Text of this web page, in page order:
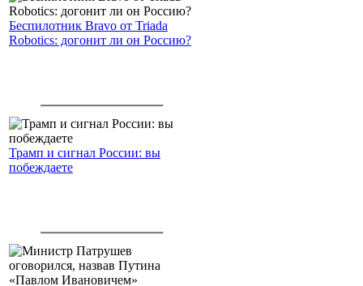
Беспилотник Bravo от Triada
Robotics: догонит ли он Россию?
Трамп и сигнал России: вы
побеждаете